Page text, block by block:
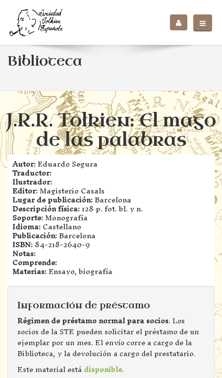
Biblioteca
J.R.R. Tolkien: El mago
de las palabras
Autor:Eduardo Segura
Traductor:
Ilustrador:
Editor:Magisterio Casals
Lugar de publicación:Barcelona
Descripción física:128 p. fot. bl. y n.
Soporte:Monografía
Idioma:Castellano
Publicación:Barcelona
ISBN:84-218-2640-9
Notas:
Comprende:
Materias:Ensayo, biografía
Información de préstamo
Régimen de préstamo normal para socios. Los
socios de la STE pueden solicitar el préstamo de un
ejemplar por un mes. El envío corre a cargo de la
Biblioteca, y la devolución a cargo del prestatario.
Este material estádisponible.